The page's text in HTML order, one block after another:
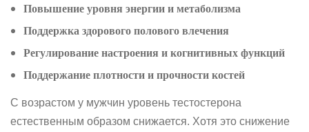
Повышение уровня энергии и метаболизма
Поддержка здорового полового влечения
Регулирование настроения и когнитивных функций
Поддержание плотности и прочности костей
С возрастом у мужчин уровень тестостерона
естественным образом снижается. Хотя это снижение